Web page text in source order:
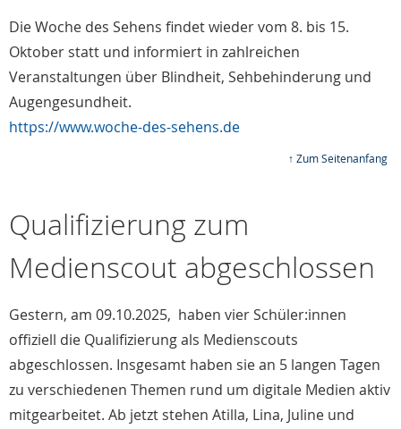
Die Woche des Sehens findet wieder vom 8. bis 15.
Oktober statt und informiert in zahlreichen
Veranstaltungen über Blindheit, Sehbehinderung und
Augengesundheit.
https://www.woche-des-sehens.de
↑ Zum Seitenanfang
Qualifizierung zum
Medienscout abgeschlossen
Gestern, am 09.10.2025, haben vier Schüler:innen
offiziell die Qualifizierung als Medienscouts
abgeschlossen. Insgesamt haben sie an 5 langen Tagen
zu verschiedenen Themen rund um digitale Medien aktiv
mitgearbeitet. Ab jetzt stehen Atilla, Lina, Juline und